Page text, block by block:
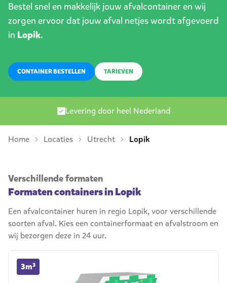
Bestel snel en makkelijk jouw afvalcontainer en wij
zorgen ervoor dat jouw afval netjes wordt afgevoerd
in Lopik.
CONTAINER BESTELLEN TARIEVEN
Levering door heel Nederland
Home Locaties Utrecht Lopik
Verschillende formaten
Formaten containers in Lopik
Een afvalcontainer huren in regio Lopik, voor verschillende
soorten afval. Kies een containerformaat en afvalstroom en
wij bezorgen deze in 24 uur.
3m³
3m³ container huren